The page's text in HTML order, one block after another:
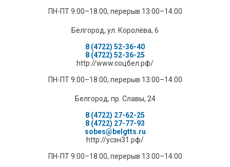
ПН-ПТ 9:00–18:00, перерыв 13:00–14:00
Белгород, ул. Королёва, 6
8 (4722) 52-36-40
8 (4722) 52-36-25
http://www.соцбел.рф/
ПН-ПТ 9:00–18:00, перерыв 13:00–14:00
Белгород, пр. Славы, 24
8 (4722) 27-62-25
8 (4722) 27-77-93
sobes@belgtts.ru
http://усзн31.рф/
ПН-ПТ 9:00–18:00, перерыв 13:00–14:00